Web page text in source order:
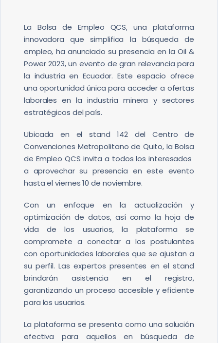
La Bolsa de Empleo QCS, una plataforma
innovadora que simplifica la búsqueda de
empleo, ha anunciado su presencia en la Oil &
Power 2023, un evento de gran relevancia para
la industria en Ecuador. Este espacio ofrece
una oportunidad única para acceder a ofertas
laborales en la industria minera y sectores
estratégicos del país.
Ubicada en el stand 142 del Centro de
Convenciones Metropolitano de Quito, la Bolsa
de Empleo QCS invita a todos los interesados ​​
a aprovechar su presencia en este evento
hasta el viernes 10 de noviembre.
Con un enfoque en la actualización y
optimización de datos, así como la hoja de
vida de los usuarios, la plataforma se
compromete a conectar a los postulantes
con oportunidades laborales que se ajustan a
su perfil. Las expertos presentes en el stand
brindarán asistencia en el registro,
garantizando un proceso accesible y eficiente
para los usuarios.
La plataforma se presenta como una solución
efectiva para aquellos en búsqueda de